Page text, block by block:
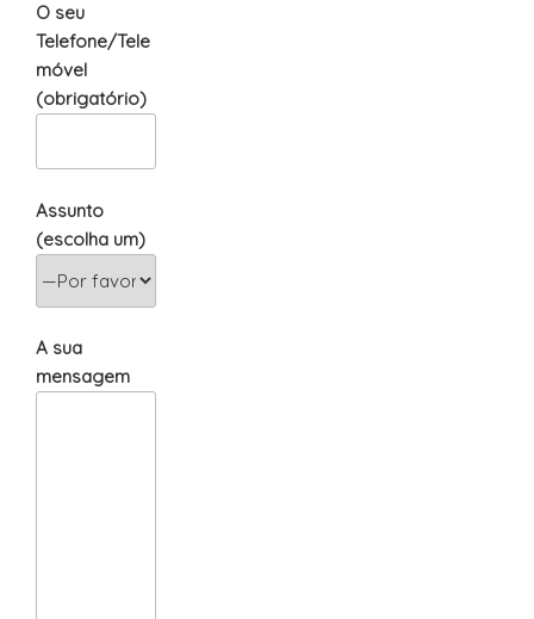
O seu
Telefone/Tele
móvel
(obrigatório)
Assunto
(escolha um)
A sua
mensagem